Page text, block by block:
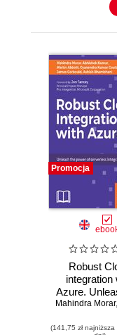
Promocja
Robust
integration
Azure.
power of
integration
Mahindra Morar,
(141,75 zł